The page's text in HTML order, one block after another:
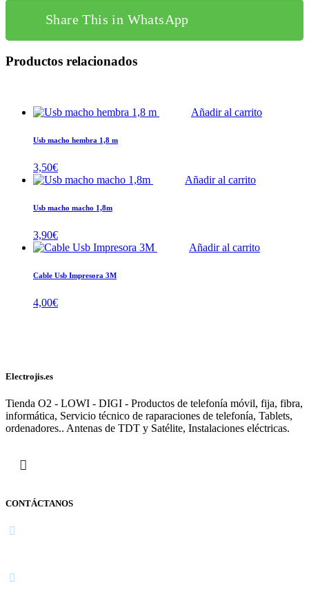
Share This in WhatsApp
Productos relacionados
Añadir al carrito
Usb macho hembra 1,8 m
3,50€
Añadir al carrito
Usb macho macho 1,8m
3,90€
Añadir al carrito
Cable Usb Impresora 3M
4,00€
Electrojis.es
Tienda O2 - LOWI - DIGI - Productos de telefonía móvil, fija, fibra,
informática, Servicio técnico de raparaciones de telefonía, Tablets,
ordenadores.. Antenas de TDT y Satélite, Instalaciones eléctricas.
CONTÁCTANOS